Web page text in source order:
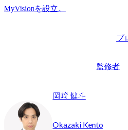
プ
監修者
岡﨑 健斗
Okazaki Kento